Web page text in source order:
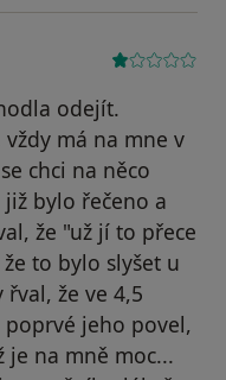
odejít.
má na mne v
chci na něco
bylo řečeno a
že "už jí to přece
to bylo slyšet u
řval, že ve 4,5
jeho povel,
je na mně moc...